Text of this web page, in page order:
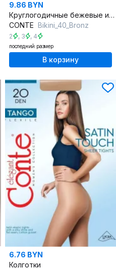
9.86 BYN
Круглогодичные бежевые имитирующие ажурные колготки BIKINI
CONTE Bikini_40_Bronz
2 , 3 , 4
последний размер
В корзину
6.76 BYN
Колготки